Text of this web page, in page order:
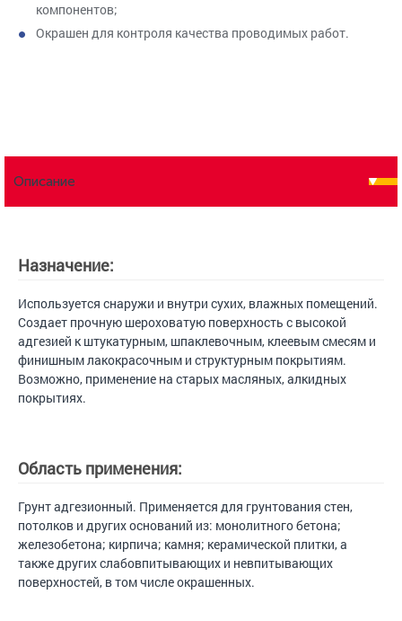
компонентов;
Окрашен для контроля качества проводимых работ.
Описание
Назначение:
Используется снаружи и внутри сухих, влажных помещений.
Создает прочную шероховатую поверхность с высокой
адгезией к штукатурным, шпаклевочным, клеевым смесям и
финишным лакокрасочным и структурным покрытиям.
Возможно, применение на старых масляных, алкидных
покрытиях.
Область применения:
Грунт адгезионный. Применяется для грунтования стен,
потолков и других оснований из: монолитного бетона;
железобетона; кирпича; камня; керамической плитки, а
также других слабовпитывающих и невпитывающих
поверхностей, в том числе окрашенных.